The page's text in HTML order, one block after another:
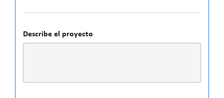
Describe el proyecto